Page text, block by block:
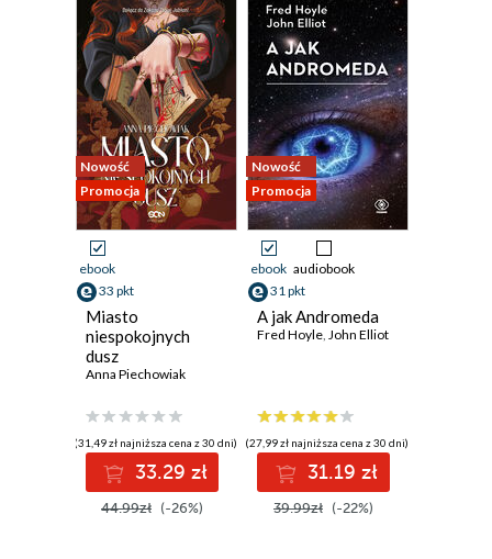
Nowość
Promocja
ebook
33 pkt
Miasto
niespokojnych
dusz
Anna Piechowiak
(31,49 zł najniższa cena z 30 dni)
33.29 zł
44.99zł (-26%)
Nowość
Promocja
ebook audiobook
31 pkt
A jak Andromeda
Fred Hoyle, John Elliot
(27,99 zł najniższa cena z 30 dni)
31.19 zł
39.99zł (-22%)